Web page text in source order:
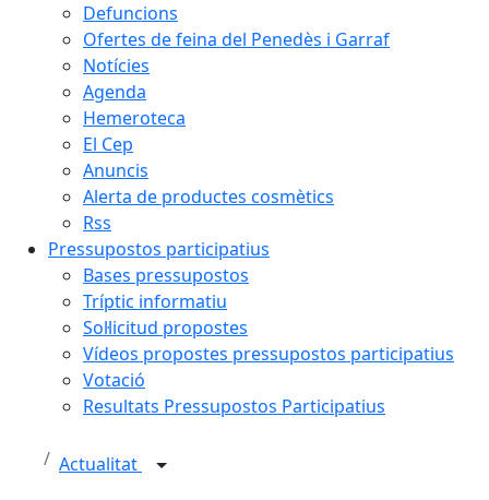
Defuncions
Ofertes de feina del Penedès i Garraf
Notícies
Agenda
Hemeroteca
El Cep
Anuncis
Alerta de productes cosmètics
Rss
Pressupostos participatius
Bases pressupostos
Tríptic informatiu
Sol·licitud propostes
Vídeos propostes pressupostos participatius
Votació
Resultats Pressupostos Participatius
Actualitat